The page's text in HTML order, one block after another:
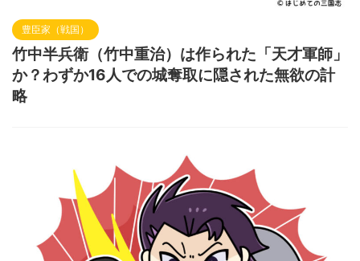
豊臣家（戦国）
竹中半兵衛（竹中重治）は作られた「天才軍師」
か？わずか16人での城奪取に隠された無欲の計
略